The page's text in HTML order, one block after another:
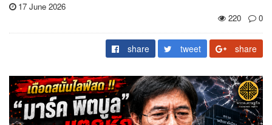
17 June 2026
220
0
share tweet share